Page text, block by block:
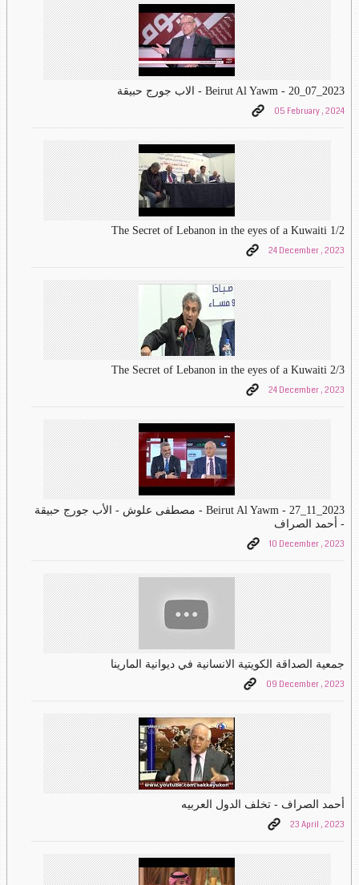
Beirut Al Yawm - 20_07_2023 - الاب جورج حبيقة
05 February , 2024
The Secret of Lebanon in the eyes of a Kuwaiti 1/2
24 December , 2023
The Secret of Lebanon in the eyes of a Kuwaiti 2/3
24 December , 2023
Beirut Al Yawm - 27_11_2023 - مصطفى علوش - الأب جورج حبيقة
- أحمد الصراف
10 December , 2023
جمعية الصداقة الكويتية الانسانية في ديوانية المارينا
09 December , 2023
أحمد الصراف - تخلف الدول العربيه
23 April , 2023